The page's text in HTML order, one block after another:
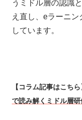
うミドル層の認識
え直し、eラーニ
しています。
【コラム記事はこちら
で読み解くミドル層